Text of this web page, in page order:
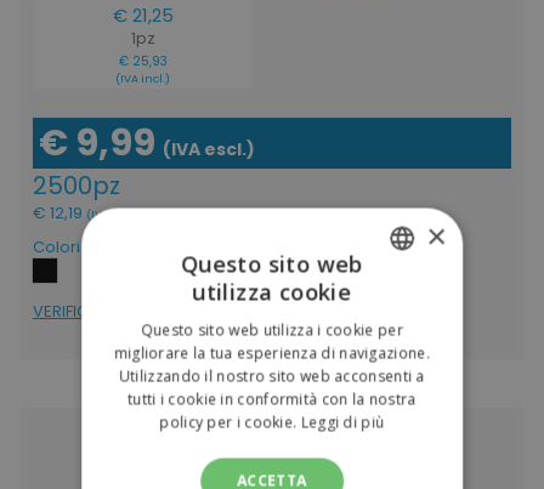
€ 21,25
1pz
€ 25,93
(IVA incl.)
€ 9,99 (IVA escl.)
2500pz
€ 12,19 (IVA incl.)
Colori
VERIFICA DISPONIBILITÁ
ENGLISH
×
Questo sito web
utilizza cookie
Questo sito web utilizza i cookie per
migliorare la tua esperienza di navigazione.
Utilizzando il nostro sito web acconsenti a
tutti i cookie in conformità con la nostra
policy per i cookie. Leggi di più
ACCETTA